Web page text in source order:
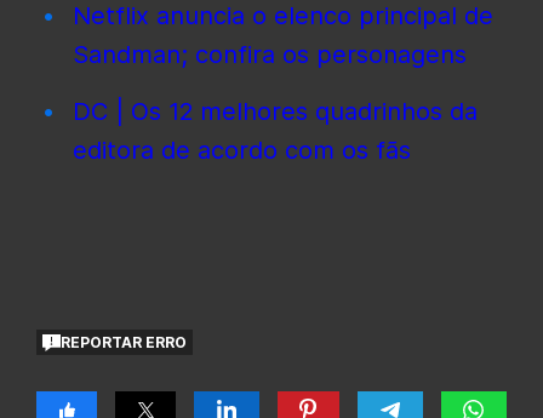
Netflix anuncia o elenco principal de
Sandman; confira os personagens
DC | Os 12 melhores quadrinhos da
editora de acordo com os fãs
REPORTAR ERRO